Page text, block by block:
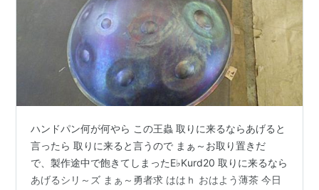
ハンドパン何が何やら この王蟲 取りに来るならあげると
言ったら 取りに来ると言うので まぁ～お取り置きだ
で、製作途中で飽きてしまったE♭Kurd20 取りに来るなら
あげるシリ～ズ まぁ～勇者求 ははｈ おはよう薄茶 今日